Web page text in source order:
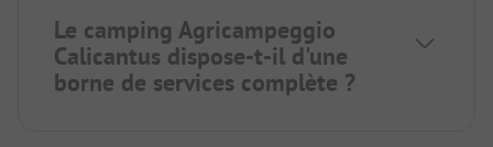
Le camping Agricampeggio
Calicantus dispose-t-il d'une
borne de services complète ?